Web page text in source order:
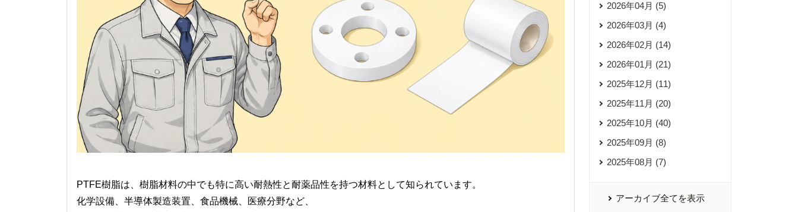
PTFE樹脂は、樹脂材料の中でも特に高い耐熱性と耐薬品性を持つ材料として知られています。
化学設備、半導体製造装置、食品機械、医療分野など、
2026年04月 (5)
2026年03月 (4)
2026年02月 (14)
2026年01月 (21)
2025年12月 (11)
2025年11月 (20)
2025年10月 (40)
2025年09月 (8)
2025年08月 (7)
アーカイブ全てを表示